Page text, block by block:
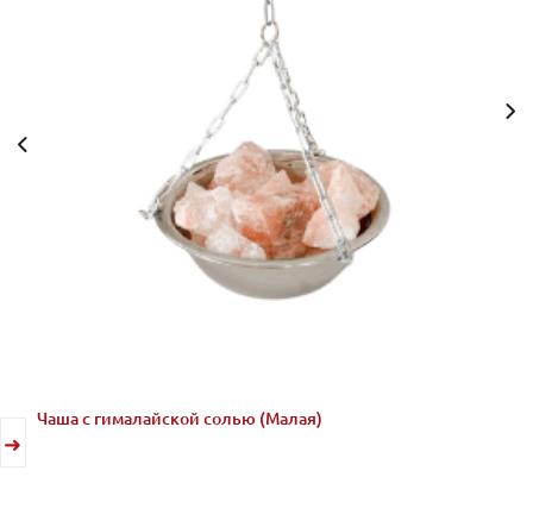
Чаша с гималайской солью (Малая)